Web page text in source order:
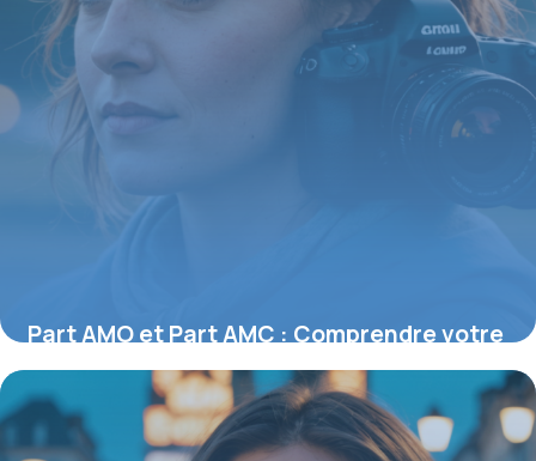
Part AMO et Part AMC : Comprendre votre
couverture santé en France
27 juillet 2026